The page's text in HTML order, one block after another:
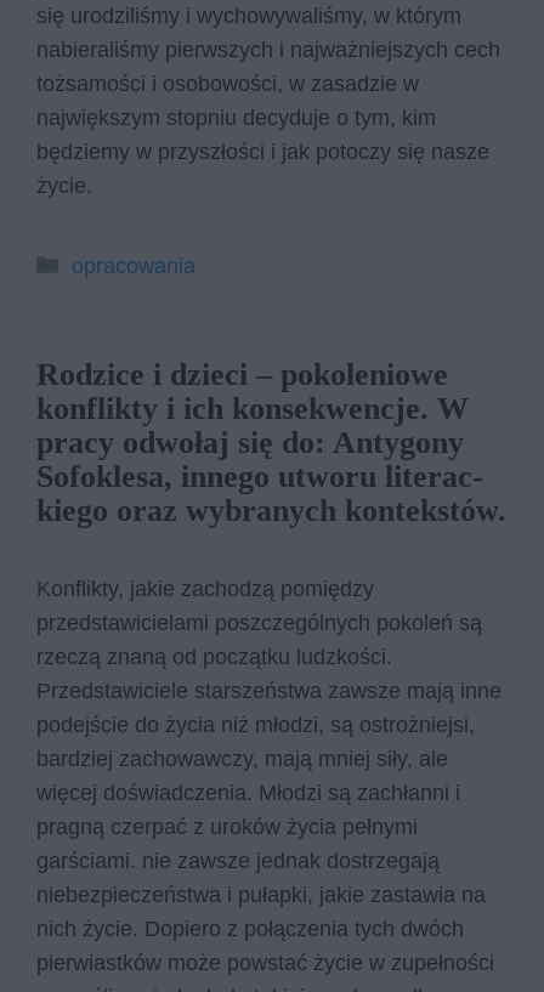
się urodziliśmy i wychowywaliśmy, w którym
nabieraliśmy pierwszych i najważniejszych cech
tożsamości i osobowości, w zasadzie w
największym stopniu decyduje o tym, kim
będziemy w przyszłości i jak potoczy się nasze
życie.
Kategorie
opracowania
Rodzice i dzieci – pokoleniowe
konflikty i ich konsekwencje. W
pra­cy od­wo­łaj się do: Antygony
Sofoklesa, in­ne­go utwo­ru li­te­rac­
kie­go oraz wy­bra­nych kon­tek­stów.
Konflikty, jakie zachodzą pomiędzy
przedstawicielami poszczególnych pokoleń są
rzeczą znaną od początku ludzkości.
Przedstawiciele starszeństwa zawsze mają inne
podejście do życia niż młodzi, są ostrożniejsi,
bardziej zachowawczy, mają mniej siły, ale
więcej doświadczenia. Młodzi są zachłanni i
pragną czerpać z uroków życia pełnymi
garściami. nie zawsze jednak dostrzegają
niebezpieczeństwa i pułapki, jakie zastawia na
nich życie. Dopiero z połączenia tych dwóch
pierwiastków może powstać życie w zupełności